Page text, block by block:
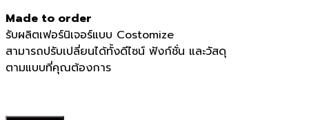
Made to order
รับผลิตเฟอร์นิเจอร์แบบ Costomize
สามารถปรับเปลี่ยนได้ทั้งดีไซน์ ฟังก์ชั่น และวัสดุ
ตามแบบที่คุณต้องการ